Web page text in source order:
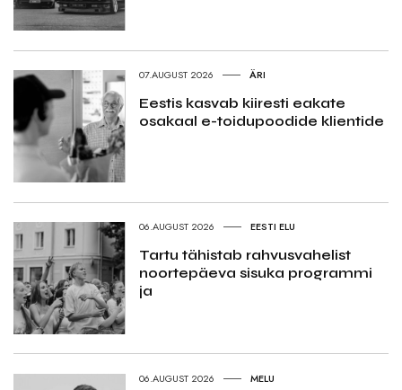
07.AUGUST 2026 ÄRI
Eestis kasvab kiiresti eakate
osakaal e-toidupoodide klientide
06.AUGUST 2026 EESTI ELU
Tartu tähistab rahvusvahelist
noortepäeva sisuka programmi
ja
06.AUGUST 2026 MELU